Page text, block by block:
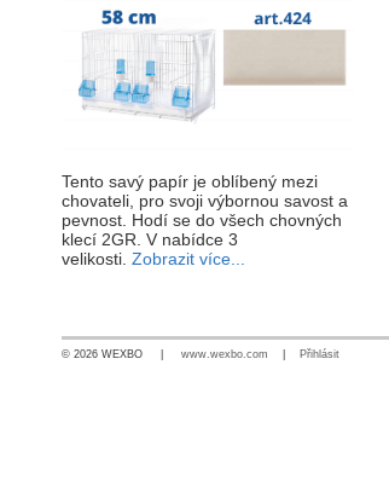
Tento savý papír je oblíbený mezi
chovateli, pro svoji výbornou savost a
pevnost. Hodí se do všech chovných
klecí 2GR. V nabídce 3
velikosti. Zobrazit více...
© 2026 WEXBO | www.wexbo.com Přihlásit